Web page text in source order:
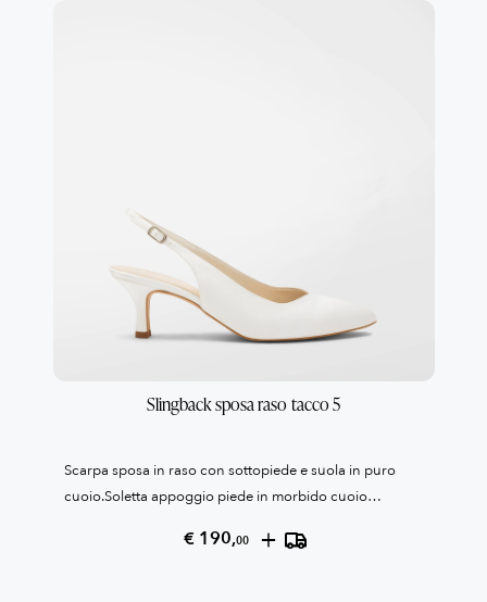
Slingback sposa raso tacco 5
Scarpa sposa in raso con sottopiede e suola in puro
cuoio.Soletta appoggio piede in morbido cuoio
regolabileSuola antiscivoloCollezione Patrizia
€ 190,00 +